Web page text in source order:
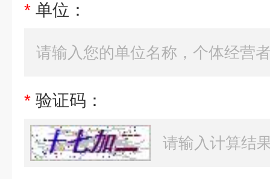
* 单位：
* 验证码：